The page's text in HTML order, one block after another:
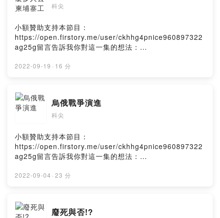
科尖
小額贊助支持本節目：
https://open.firstory.me/user/ckhhg4pnice960897322
ag25g留言告訴我你對這一集的想法：
ag25g/commentsPowered by Firstory Hosting
2022-09-19 · 16 分
烏俄戰爭演進
科尖
小額贊助支持本節目：
https://open.firstory.me/user/ckhhg4pnice960897322
ag25g留言告訴我你對這一集的想法：
ag25g/commentsPowered by Firstory Hosting
2022-09-04 · 23 分
廢死與否!?